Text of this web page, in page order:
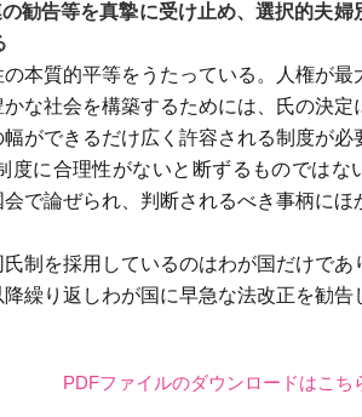
勧告等を真摯に受け止め、選択的夫婦
本質的平等をうたっている。人権が最
な社会を構築するためには、氏の決定
ができるだけ広く許容される制度が必
度に合理性がないと断ずるものではな
で論ぜられ、判断されるべき事柄にほ
制を採用しているのはわが国だけであ
繰り返しわが国に早急な法改正を勧告
PDFファイルのダウンロードはこち